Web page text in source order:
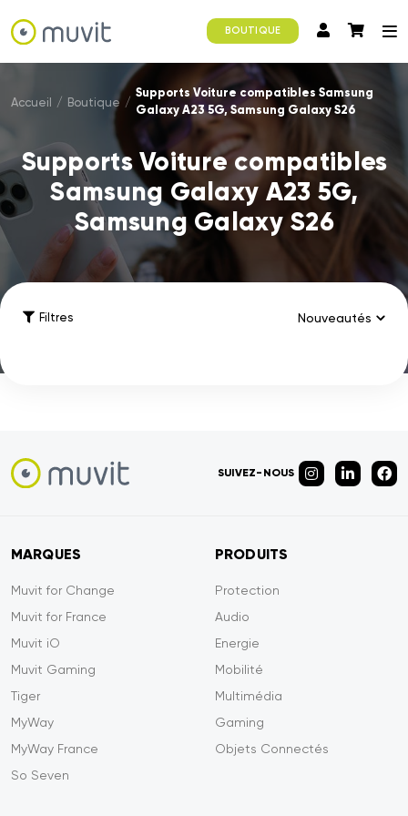
BOUTIQUE
Accueil / Boutique /
Supports Voiture compatibles Samsung
Galaxy A23 5G, Samsung Galaxy S26
Supports Voiture compatibles
Samsung Galaxy A23 5G,
Samsung Galaxy S26
Filtres
SUIVEZ-NOUS
MARQUES
Muvit for Change
Muvit for France
Muvit iO
Muvit Gaming
Tiger
MyWay
MyWay France
So Seven
PRODUITS
Protection
Audio
Energie
Mobilité
Multimédia
Gaming
Objets Connectés